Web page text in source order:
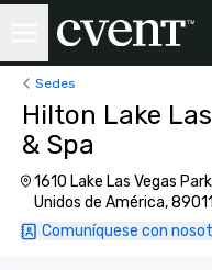
Sedes
Hilton Lake
& Spa
1610 Lake Las Vegas
Unidos de América, 89011
Comuníquese con